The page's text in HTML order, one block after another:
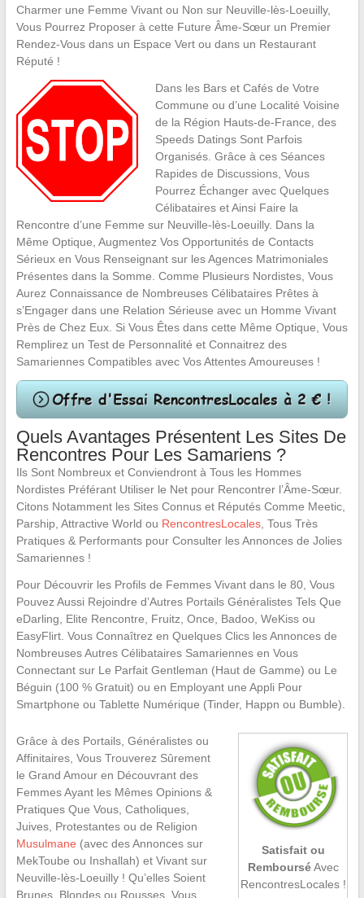
Charmer une Femme Vivant ou Non sur Neuville-lès-Loeuilly,
Vous Pourrez Proposer à cette Future Âme-Sœur un Premier
Rendez-Vous dans un Espace Vert ou dans un Restaurant
Réputé !
Dans les Bars et Cafés de Votre
Commune ou d’une Localité Voisine
de la Région Hauts-de-France, des
Speeds Datings Sont Parfois
Organisés. Grâce à ces Séances
Rapides de Discussions, Vous
Pourrez Échanger avec Quelques
Célibataires et Ainsi Faire la
Rencontre d’une Femme sur Neuville-lès-Loeuilly. Dans la
Même Optique, Augmentez Vos Opportunités de Contacts
Sérieux en Vous Renseignant sur les Agences Matrimoniales
Présentes dans la Somme. Comme Plusieurs Nordistes, Vous
Aurez Connaissance de Nombreuses Célibataires Prêtes à
s’Engager dans une Relation Sérieuse avec un Homme Vivant
Près de Chez Eux. Si Vous Êtes dans cette Même Optique, Vous
Remplirez un Test de Personnalité et Connaitrez des
Samariennes Compatibles avec Vos Attentes Amoureuses !
Quels Avantages Présentent Les Sites De
Rencontres Pour Les Samariens ?
Ils Sont Nombreux et Conviendront à Tous les Hommes
Nordistes Préférant Utiliser le Net pour Rencontrer l’Âme-Sœur.
Citons Notamment les Sites Connus et Réputés Comme Meetic,
Parship, Attractive World ou RencontresLocales, Tous Très
Pratiques & Performants pour Consulter les Annonces de Jolies
Samariennes !
Pour Découvrir les Profils de Femmes Vivant dans le 80, Vous
Pouvez Aussi Rejoindre d’Autres Portails Généralistes Tels Que
eDarling, Elite Rencontre, Fruitz, Once, Badoo, WeKiss ou
EasyFlirt. Vous Connaîtrez en Quelques Clics les Annonces de
Nombreuses Autres Célibataires Samariennes en Vous
Connectant sur Le Parfait Gentleman (Haut de Gamme) ou Le
Béguin (100 % Gratuit) ou en Employant une Appli Pour
Smartphone ou Tablette Numérique (Tinder, Happn ou Bumble).
Satisfait ou
RembourséAvec
RencontresLocales !
Grâce à des Portails, Généralistes ou
Affinitaires, Vous Trouverez Sûrement
le Grand Amour en Découvrant des
Femmes Ayant les Mêmes Opinions &
Pratiques Que Vous, Catholiques,
Juives, Protestantes ou de Religion
Musulmane (avec des Annonces sur
MekToube ou Inshallah) et Vivant sur
Neuville-lès-Loeuilly ! Qu’elles Soient
Brunes, Blondes ou Rousses, Vous